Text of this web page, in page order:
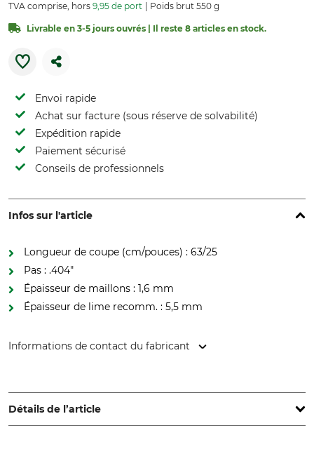
TVA comprise, hors 9,95 de port Poids brut 550 g
Livrable en 3-5 jours ouvrés | Il reste 8 articles en stock.
Envoi rapide
Achat sur facture (sous réserve de solvabilité)
Expédition rapide
Paiement sécurisé
Conseils de professionnels
Infos sur l'article
Longueur de coupe (cm/pouces) : 63/25
Pas : .404"
Épaisseur de maillons : 1,6 mm
Épaisseur de lime recomm. : 5,5 mm
Informations de contact du fabricant
64807 Dieburg, Germany, www.stihl.de
Détails de l’article